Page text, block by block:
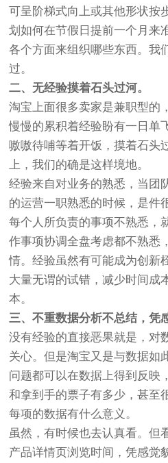
可呈阶梯式向上或其他形状按
划如何在节假日提前一个月来
各个方面来组织哪些东西。我
过。
二、无经验摸着石头过河。
淘宝上面很多卖家是兼职型的
慢慢的累积着经验盼有一日单
嗷嗷待哺等着开饭，摸着石头
上，我们的确是这样境地。
经验来自对业务的熟悉，当团
的运营一职熟悉的时候，是件
每个人所负责的事项不熟悉，
作事项协调全盘考虑都不熟悉
情。经验虽然有可能成为创新
大量无谓的试错，减少时间成
本。
三、不重数据分析不总结，凭
没有经验的直接恶果就是，对
关心。但是淘宝又是与数据如
问题都可以在数据上得到反映
和拿到手的票子有多少，甚至
每项的数据有什么意义。
虽然，有时候也去认真看。但
产品详情页浏览时间，凭感觉